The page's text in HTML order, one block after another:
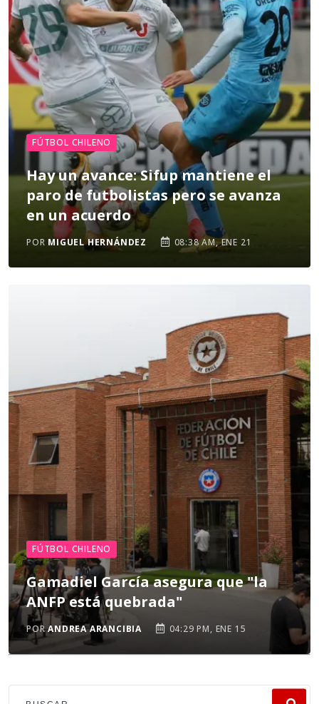
FÚTBOL CHILENO
Hay un avance: Sifup mantiene el
paro de futbolistas pero se avanza
en un acuerdo
POR MIGUEL HERNÁNDEZ 08:38 AM, ENE 21
FÚTBOL CHILENO
Gamadiel García asegura que "la
ANFP está quebrada"
PORANDREA ARANCIBIA 04:29 PM, ENE 15